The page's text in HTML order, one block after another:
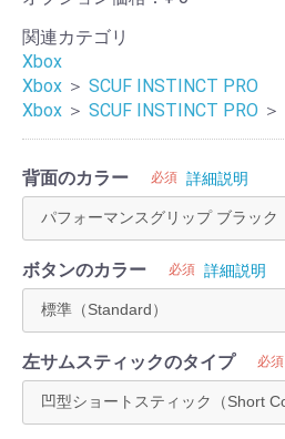
関連カテゴリ
Xbox
Xbox ＞ SCUF INSTINCT PRO
Xbox ＞ SCUF INSTINCT PRO ＞
背面のカラー 必須 詳細説明
ボタンのカラー 必須 詳細説明
左サムスティックのタイプ 必須